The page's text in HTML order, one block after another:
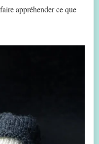
appréhender ce que